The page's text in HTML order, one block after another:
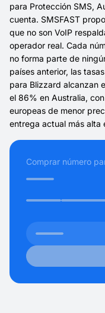
para Protección SMS,
cuenta. SMSFAST
que no son VoIP
operador real. Cada
no forma parte de
países anterior, las
para Blizzard alcanzan
el 86% en Australia,
europeas de menor
entrega actual más alta
Comprar número